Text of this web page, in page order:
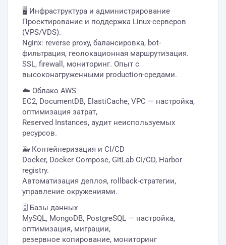
🖥 Инфраструктура и администрирование
Проектирование и поддержка Linux-серверов
(VPS/VDS).
Nginx: reverse proxy, балансировка, bot-
фильтрация, геолокационная маршрутизация.
SSL, firewall, мониторинг. Опыт с
высоконагруженными production-средами.
☁️ Облако AWS
EC2, DocumentDB, ElastiCache, VPC — настройка,
оптимизация затрат,
Reserved Instances, аудит неиспользуемых
ресурсов.
🐳 Контейнеризация и CI/CD
Docker, Docker Compose, GitLab CI/CD, Harbor
registry.
Автоматизация деплоя, rollback-стратегии,
управление окружениями.
🗄 Базы данных
MySQL, MongoDB, PostgreSQL — настройка,
оптимизация, миграции,
резервное копирование, мониторинг